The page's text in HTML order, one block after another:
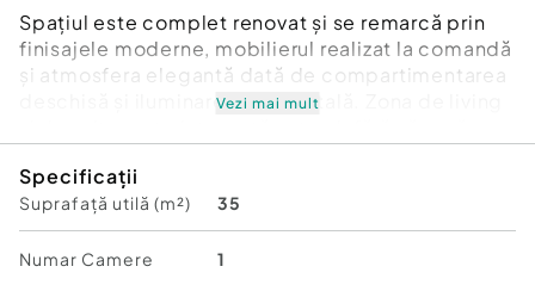
Spațiul este complet renovat și se remarcă prin
finisajele moderne, mobilierul realizat la comandă
și atmosfera elegantă dată de compartimentarea
deschisă și iluminarea ambientală. Zona de living
apartamentul.
Se închiriază complet mobilat și utilat, inclusiv cu
electrocasnice și electronice, aer condiționat și
Vezi mai mult
Specificații
Suprafață utilă (m²) 35
Numar Camere 1